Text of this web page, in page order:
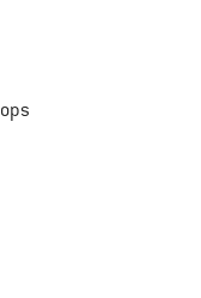
de
Trouve toutes les